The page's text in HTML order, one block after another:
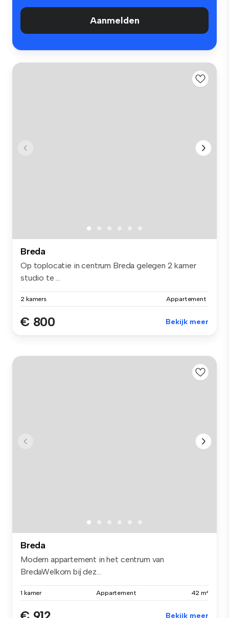
Aanmelden
Breda
Op toplocatie in centrum Breda gelegen 2 kamer
studio te ...
2 kamers Appartement
€ 800 Bekijk meer
Breda
Modern appartement in het centrum van
BredaWelkom bij dez...
1 kamer Appartement 42 m²
Bekijk meer